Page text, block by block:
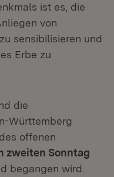
ist es, die
von
sensibilisieren und
Erbe zu
die
Württemberg
offenen
zweiten Sonntag
begangen wird.